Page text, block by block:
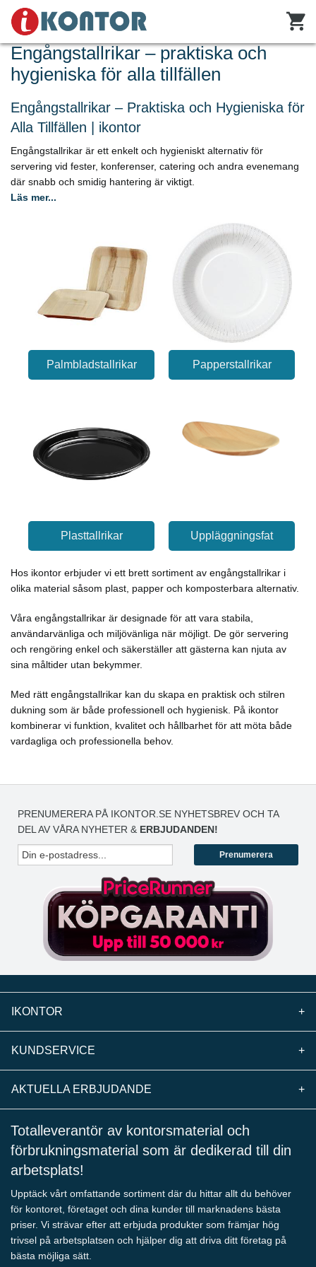
Engångstallrikar – praktiska och
hygieniska för alla tillfällen
Engångstallrikar – Praktiska och Hygieniska för
Alla Tillfällen | ikontor
Engångstallrikar är ett enkelt och hygieniskt alternativ för
servering vid fester, konferenser, catering och andra evenemang
där snabb och smidig hantering är viktigt.
Läs mer...
Palmbladstallrikar Papperstallrikar
Plasttallrikar Uppläggningsfat
Hos ikontor erbjuder vi ett brett sortiment av engångstallrikar i
olika material såsom plast, papper och komposterbara alternativ.
Våra engångstallrikar är designade för att vara stabila,
användarvänliga och miljövänliga när möjligt. De gör servering
och rengöring enkel och säkerställer att gästerna kan njuta av
sina måltider utan bekymmer.
Med rätt engångstallrikar kan du skapa en praktisk och stilren
dukning som är både professionell och hygienisk. På ikontor
kombinerar vi funktion, kvalitet och hållbarhet för att möta både
vardagliga och professionella behov.
PRENUMERERA PÅ IKONTOR.SE NYHETSBREV OCH TA
DEL AV VÅRA NYHETER & ERBJUDANDEN!
Prenumerera
IKONTOR +
KUNDSERVICE +
AKTUELLA ERBJUDANDE +
Totalleverantör av kontorsmaterial och
förbrukningsmaterial som är dedikerad till din
arbetsplats!
Upptäck vårt omfattande sortiment där du hittar allt du behöver
för kontoret, företaget och dina kunder till marknadens bästa
priser. Vi strävar efter att erbjuda produkter som främjar hög
trivsel på arbetsplatsen och hjälper dig att driva ditt företag på
bästa möjliga sätt.